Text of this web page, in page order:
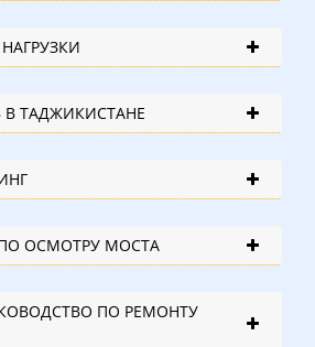
ТАДЖИКИСТАНЕ
ОСМОТРУ МОСТА
ПО РЕМОНТУ